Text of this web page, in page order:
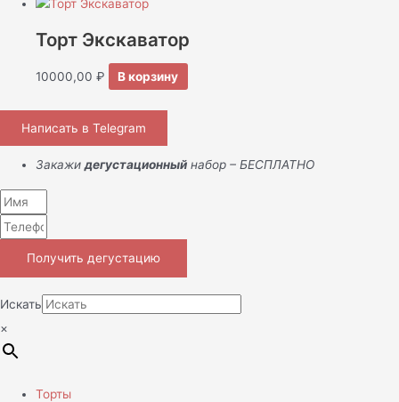
Торт Экскаватор
10000,00 ₽ В корзину
Написать в Telegram
Закажидегустационный набор – БЕСПЛАТНО
Получить дегустацию
Искать
×
Торты